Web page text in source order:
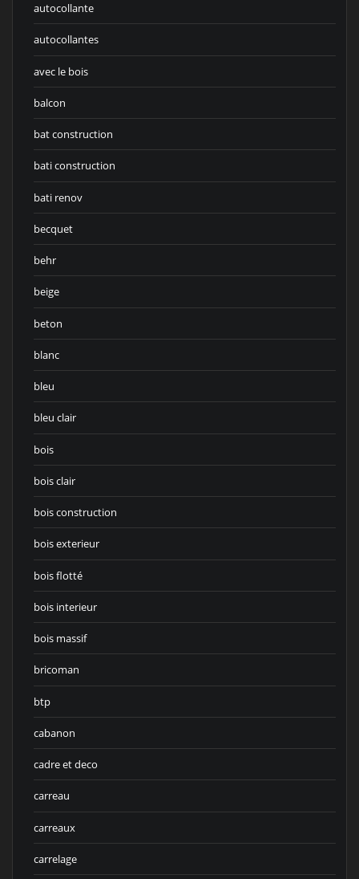
autocollante
autocollantes
avec le bois
balcon
bat construction
bati construction
bati renov
becquet
behr
beige
beton
blanc
bleu
bleu clair
bois
bois clair
bois construction
bois exterieur
bois flotté
bois interieur
bois massif
bricoman
btp
cabanon
cadre et deco
carreau
carreaux
carrelage